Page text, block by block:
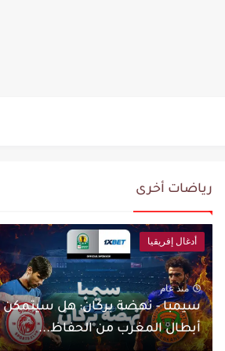
رياضات أخرى
أدغال إفريقيا
منذ عام
سيمبا - نهضة بركان: هل سيتمكن
أبطال المغرب من الحفاظ...